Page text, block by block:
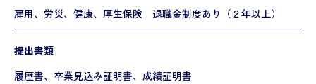
雇用、労災、健康、厚生保険 退職金制度あり（２年以上）
提出書類
履歴書、卒業見込み証明書、成績証明書